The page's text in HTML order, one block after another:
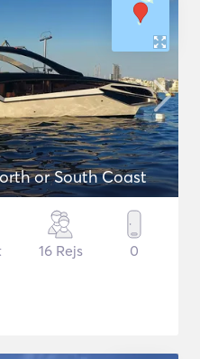
or South Coast
16 Rejs 0